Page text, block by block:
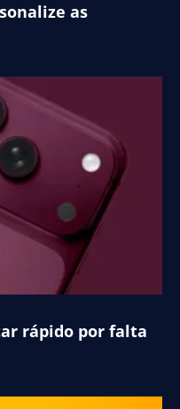
as
rápido por falta